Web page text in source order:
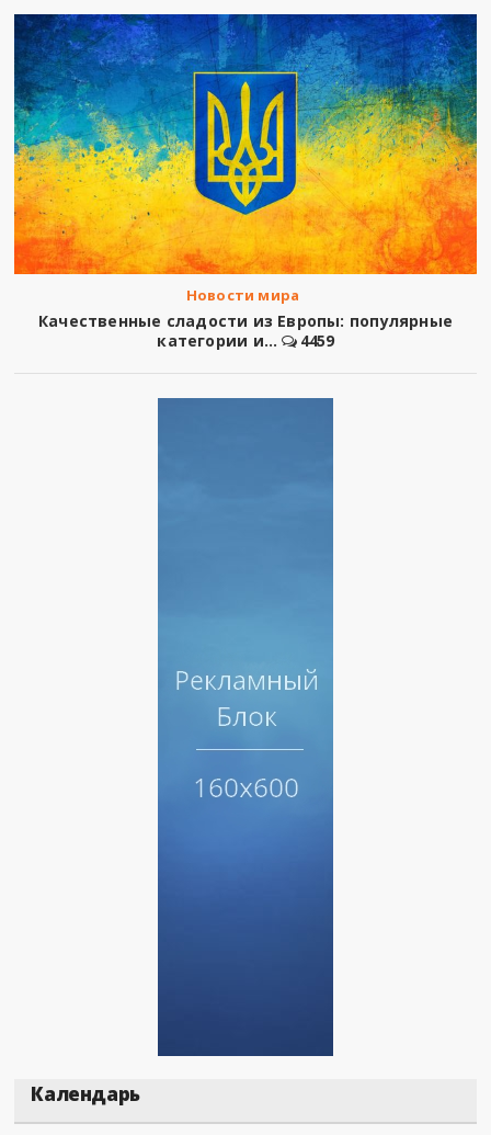
Новости мира
Качественные сладости из Европы: популярные
категории и...
4459
Календарь